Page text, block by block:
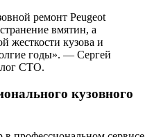
ремонт Peugeot
вмятин, а
жесткости кузова и
годы». — Сергей
СТО.
кузовного